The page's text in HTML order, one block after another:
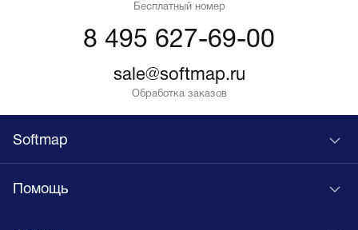
Бесплатный номер
8 495 627-69-00
sale@softmap.ru
Обработка заказов
Softmap
Помощь